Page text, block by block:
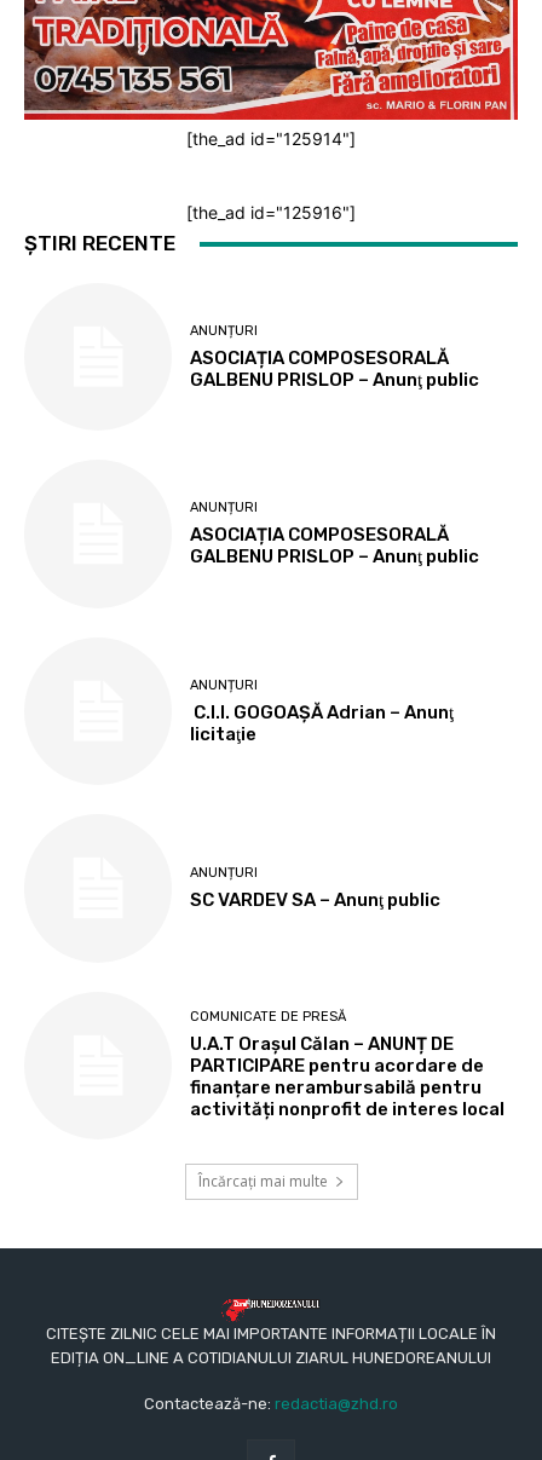
[the_ad id="125914"]
[the_ad id="125916"]
ȘTIRI RECENTE
ANUNȚURI
ASOCIAȚIA COMPOSESORALĂ
GALBENU PRISLOP – Anunţ public
ANUNȚURI
ASOCIAȚIA COMPOSESORALĂ
GALBENU PRISLOP – Anunţ public
ANUNȚURI
C.I.I. GOGOAŞĂ Adrian – Anunţ
licitaţie
ANUNȚURI
SC VARDEV SA – Anunţ public
COMUNICATE DE PRESĂ
U.A.T Orașul Călan – ANUNȚ DE
PARTICIPARE pentru acordare de
finanțare nerambursabilă pentru
activități nonprofit de interes local
Încărcați mai multe
CITEȘTE ZILNIC CELE MAI IMPORTANTE INFORMAȚII LOCALE ÎN
EDIȚIA ON_LINE A COTIDIANULUI ZIARUL HUNEDOREANULUI
Contactează-ne: redactia@zhd.ro